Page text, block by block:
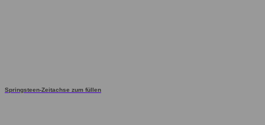
Springsteen-Zeitachse zum füllen